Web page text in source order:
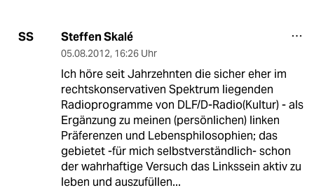
SS Steffen Skalé
05.08.2012, 16:26 Uhr
Ich höre seit Jahrzehnten die sicher eher im
rechtskonservativen Spektrum liegenden
Radioprogramme von DLF/D-Radio(Kultur) - als
Ergänzung zu meinen (persönlichen) linken
Präferenzen und Lebensphilosophien; das
gebietet -für mich selbstverständlich- schon
der wahrhaftige Versuch das Linkssein aktiv zu
leben und auszufüllen...